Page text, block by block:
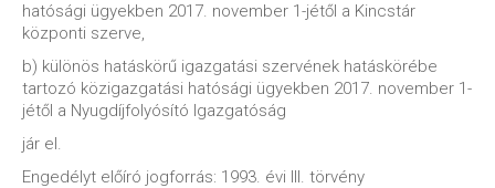
hatósági ügyekben 2017. november 1-jétől a Kincstár
központi szerve,
b) különös hatáskörű igazgatási szervének hatáskörébe
tartozó közigazgatási hatósági ügyekben 2017. november 1-
jétől a Nyugdíjfolyósító Igazgatóság
jár el.
Engedélyt előíró jogforrás: 1993. évi III. törvény